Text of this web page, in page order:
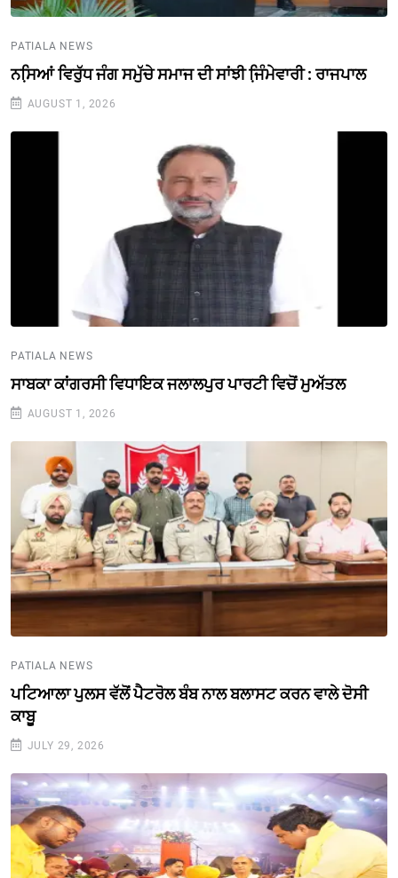
PATIALA NEWS
ਨਸਿ਼ਆਂ ਵਿਰੁੱਧ ਜੰਗ ਸਮੁੱਚੇ ਸਮਾਜ ਦੀ ਸਾਂਝੀ ਜਿ਼ੰਮੇਵਾਰੀ : ਰਾਜਪਾਲ
AUGUST 1, 2026
PATIALA NEWS
ਸਾਬਕਾ ਕਾਂਗਰਸੀ ਵਿਧਾਇਕ ਜਲਾਲਪੁਰ ਪਾਰਟੀ ਵਿਚੋਂ ਮੁਅੱਤਲ
AUGUST 1, 2026
PATIALA NEWS
ਪਟਿਆਲਾ ਪੁਲਸ ਵੱਲੋਂ ਪੈਟਰੋਲ ਬੰਬ ਨਾਲ ਬਲਾਸਟ ਕਰਨ ਵਾਲੇ ਦੋਸੀ
ਕਾਬੂ
JULY 29, 2026